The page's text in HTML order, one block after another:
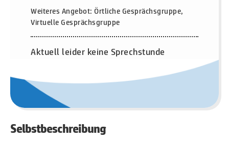
Weiteres Angebot: Örtliche Gesprächsgruppe,
Virtuelle Gesprächsgruppe
Aktuell leider keine Sprechstunde
Selbstbeschreibung